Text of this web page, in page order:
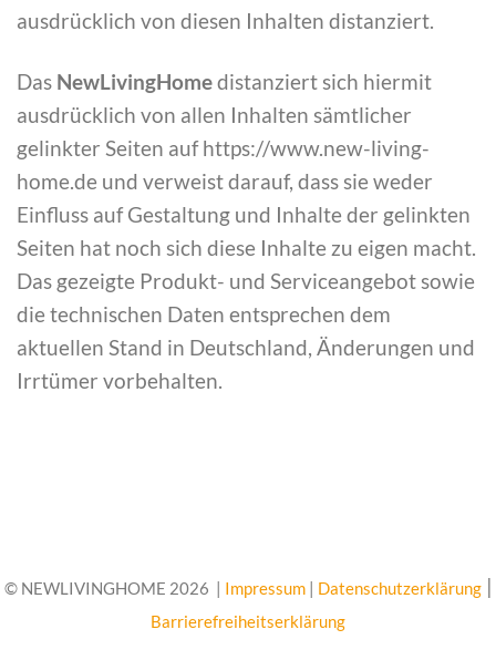
ausdrücklich von diesen Inhalten distanziert.
Das NewLivingHomedistanziert sich hiermit
ausdrücklich von allen Inhalten sämtlicher
gelinkter Seiten auf https://www.new-living-
home.de und verweist darauf, dass sie weder
Einfluss auf Gestaltung und Inhalte der gelinkten
Seiten hat noch sich diese Inhalte zu eigen macht.
Das gezeigte Produkt- und Serviceangebot sowie
die technischen Daten entsprechen dem
aktuellen Stand in Deutschland, Änderungen und
Irrtümer vorbehalten.
© NEWLIVINGHOME 2026 | Impressum| Datenschutzerklärung|
Barrierefreiheitserklärung